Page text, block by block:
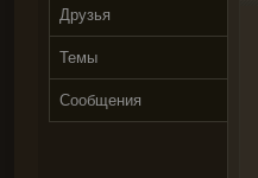
Друзья
Темы
Сообщения